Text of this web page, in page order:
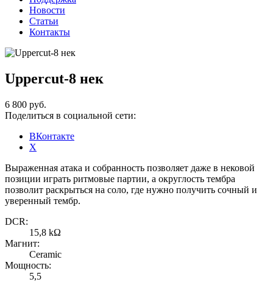
Новости
Статьи
Контакты
Uppercut-8 нек
6 800 руб.
Поделиться в социальной сети:
ВКонтакте
X
Выраженная атака и собранность позволяет даже в нековой
позиции играть ритмовые партии, а округлость тембра
позволит раскрыться на соло, где нужно получить сочный и
уверенный тембр.
DCR:
15,8 kΩ
Магнит:
Ceramic
Мощность:
5,5